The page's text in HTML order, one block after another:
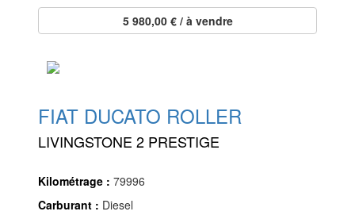
5 980,00 € / à vendre
FIAT DUCATO ROLLER
LIVINGSTONE 2 PRESTIGE
Kilométrage : 79996
Carburant : Diesel